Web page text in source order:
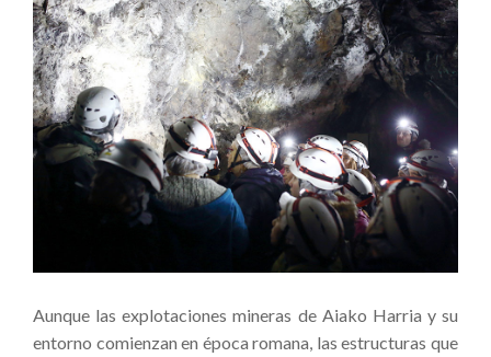
Aunque las explotaciones mineras de Aiako Harria y su
entorno comienzan en época romana, las estructuras que